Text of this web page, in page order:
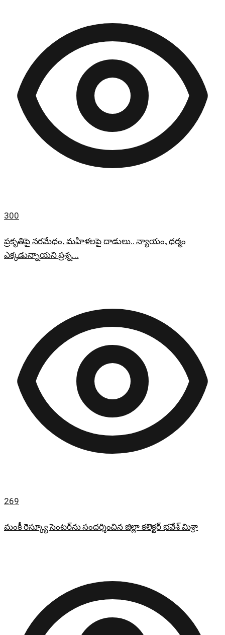
300
ప్రకృతిపై నరమేధం, మహిళలపై దాడులు.. న్యాయం, ధర్మం
ఎక్కడున్నాయని ప్రశ్న…
269
మంకీ రెస్క్యూ సెంటర్‌ను సందర్శించిన జిల్లా కలెక్టర్ భవేశ్ మిశ్రా